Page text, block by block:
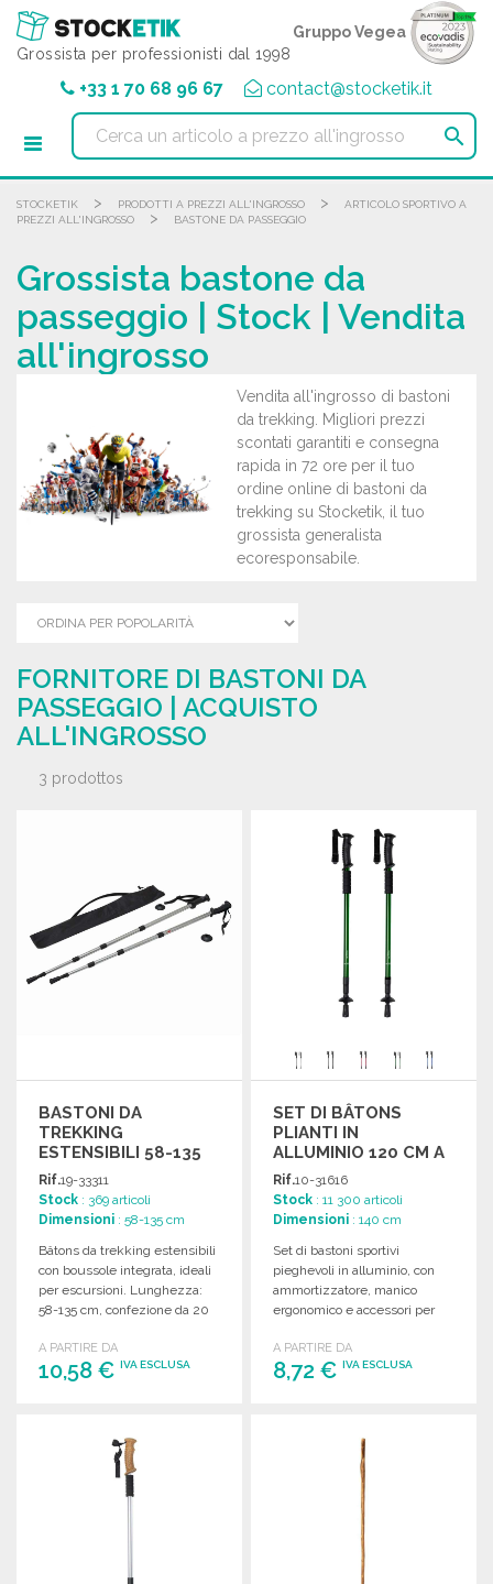
Grossista per professionisti dal 1998
Gruppo Vegea
+33 1 70 68 96 67 contact@stocketik.it

STOCKETIK > PRODOTTI A PREZZI ALL'INGROSSO >
ARTICOLO SPORTIVO A
PREZZI ALL'INGROSSO
> BASTONE DA PASSEGGIO
Grossista bastone da
passeggio | Stock | Vendita
all'ingrosso
Vendita all'ingrosso di bastoni
da trekking. Migliori prezzi
scontati garantiti e consegna
rapida in 72 ore per il tuo
ordine online di bastoni da
trekking su Stocketik, il tuo
grossista generalista
ecoresponsabile.
FORNITORE DI BASTONI DA
PASSEGGIO | ACQUISTO
ALL'INGROSSO
3 prodottos
BASTONI DA
TREKKING
ESTENSIBILI 58-135
CM
Rif.19-33311
Stock : 369 articoli
Dimensioni : 58-135 cm
Bâtons da trekking estensibili
con boussole integrata, ideali
per escursioni. Lunghezza:
58-135 cm, confezione da 20
A PARTIRE DA
10,58 € IVA ESCLUSA
Richiedi un preventivo
SET DI BÂTONS
PLIANTI IN
ALLUMINIO 120 CM A
PREZZI
ALL'INGROSSO
Rif.10-31616
Stock : 11 300 articoli
Dimensioni : 140 cm
Set di bastoni sportivi
pieghevoli in alluminio, con
ammortizzatore, manico
ergonomico e accessori per
trasporto. Disponibili in 3
colori.
A PARTIRE DA
8,72 €IVA ESCLUSA
Richiedi un preventivo
Pannello di gestione dei cookies